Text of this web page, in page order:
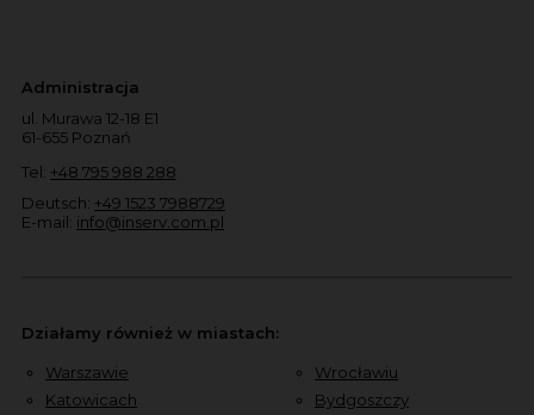
Administracja
ul. Murawa 12-18 E1
61-655 Poznań
Tel: +48 795 988 288
Deutsch: +49 1523 7988729
E-mail: info@inserv.com.pl
Działamy również w miastach:
Warszawie
Katowicach
Wrocławiu
Bydgoszczy